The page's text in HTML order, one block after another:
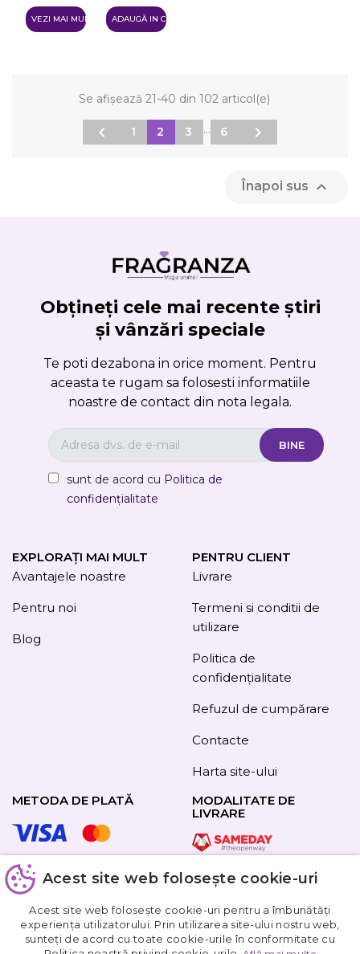
193,99 lei
VEZI MAI MULTE ADAUGĂ IN COŞ
Se afișează 21-40 din 102 articol(e)
 1 2 3 … 6 
Înapoi sus 
Obțineți cele mai recente știri
și vânzări speciale
Te poti dezabona in orice moment. Pentru
aceasta te rugam sa folosesti informatiile
noastre de contact din nota legala.
sunt de acord cu Politica de
confidențialitate
EXPLORAȚI MAI MULT
Avantajele noastre
Pentru noi
Blog
PENTRU CLIENT
Livrare
Termeni si conditii de
utilizare
Politica de
confidențialitate
Refuzul de cumpărare
Contacte
Harta site-ului
METODA DE PLATĂ
URMAȚI-NE
MODALITATE DE
LIVRARE
Obțineți
Acest site web folosește cookie-uri
Acest site web folosește cookie-uri pentru a îmbunătăți
experiența utilizatorului. Prin utilizarea site-ului nostru web,
sunteți de acord cu toate cookie-urile în conformitate cu